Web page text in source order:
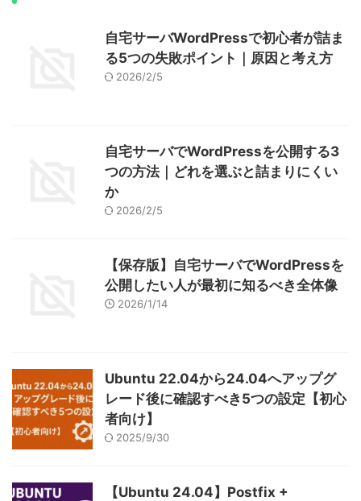
自宅サーバWordPressで初心者が詰ま
る5つの失敗ポイント｜原因と考え方
2026/2/5
自宅サーバでWordPressを公開する3
つの方法｜どれを選ぶと詰まりにくい
か
2026/2/5
【保存版】自宅サーバでWordPressを
公開したい人が最初に知るべき全体像
2026/1/14
Ubuntu 22.04から24.04へアップグ
レード後に確認すべき5つの設定【初心
者向け】
2025/9/30
【Ubuntu 24.04】Postfix +